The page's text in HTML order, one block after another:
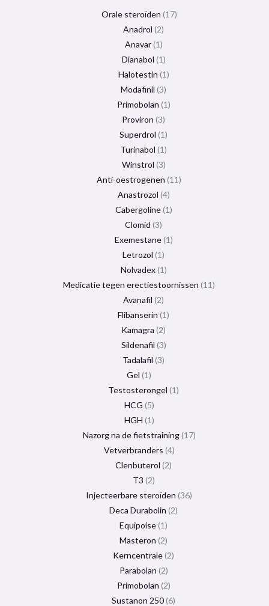
Orale steroïden 17
Anadrol 2
Anavar 1
Dianabol 1
Halotestin 1
Modafinil 3
Primobolan 1
Proviron 3
Superdrol 1
Turinabol 1
Winstrol 3
Anti-oestrogenen 11
Anastrozol 4
Cabergoline 1
Clomid 3
Exemestane 1
Letrozol 1
Nolvadex 1
Medicatie tegen erectiestoornissen 11
Avanafil 2
Flibanserin 1
Kamagra 2
Sildenafil 3
Tadalafil 3
Gel 1
Testosterongel 1
HCG 5
HGH 1
Nazorg na de fietstraining 17
Vetverbranders 4
Clenbuterol 2
T3 2
Injecteerbare steroïden 36
Deca Durabolin 2
Equipoise 1
Masteron 2
Kerncentrale 2
Parabolan 2
Primobolan 2
Sustanon 250 6